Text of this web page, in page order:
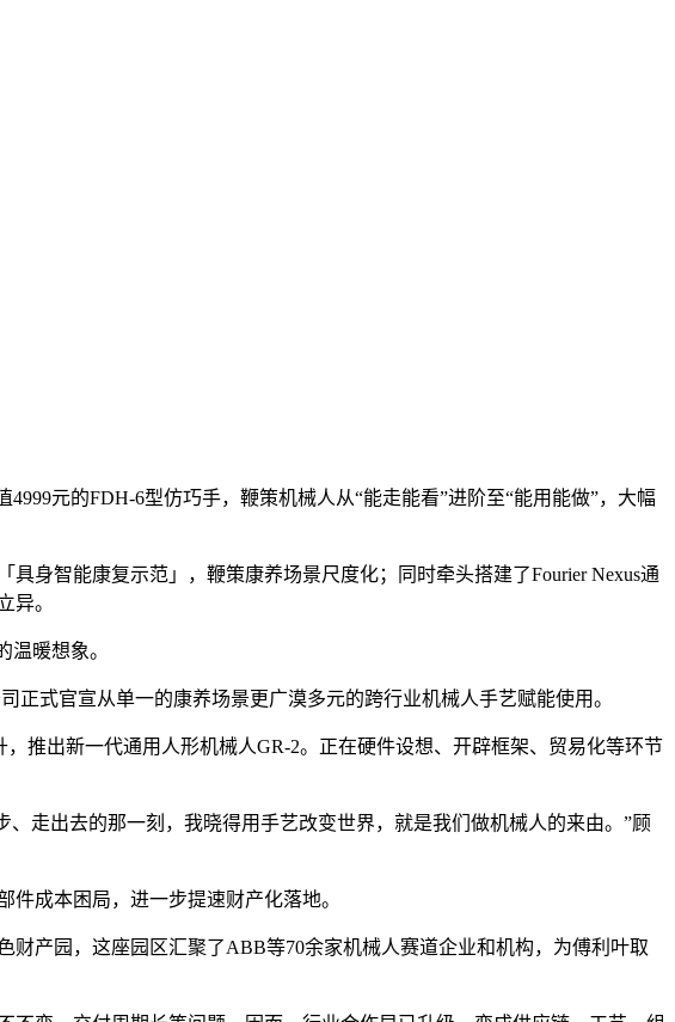
元的FDH-6型仿巧手，鞭策机械人从“能走能看”进阶至“能用能做”，大幅
智能康复示范」，鞭策康养场景尺度化；同时牵头搭建了Fourier Nexus通
异。
暖想象。
式官宣从单一的康养场景更广漠多元的跨行业机械人手艺赋能使用。
出新一代通用人形机械人GR-2。正在硬件设想、开辟框架、贸易化等环节
走出去的那一刻，我晓得用手艺改变世界，就是我们做机械人的来由。”顾
成本困局，进一步提速财产化落地。
产园，这座园区汇聚了ABB等70余家机械人赛道企业和机构，为傅利叶取